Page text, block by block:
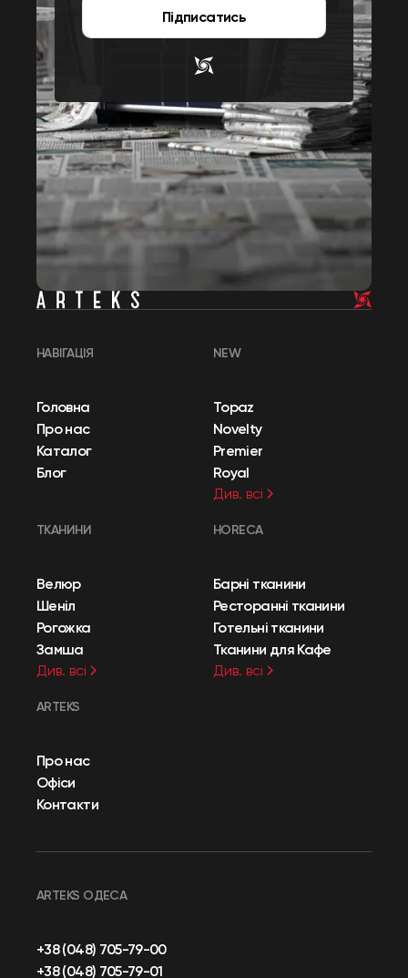
Підписатись
НАВІГАЦІЯ
Головна
Про нас
Каталог
Блог
NEW
Topaz
Novelty
Premier
Royal
Див. всі
ТКАНИНИ
Велюр
Шеніл
Рогожка
Замша
Див. всі
HORECA
Барні тканини
Ресторанні тканини
Готельні тканини
Тканини для Кафе
Див. всі
ARTEKS
Про нас
Офіси
Контакти
ARTEKS ОДЕСА
+38 (048) 705-79-00
+38 (048) 705-79-01